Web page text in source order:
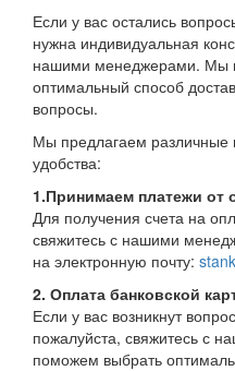
Если у вас остались
нужна индивидуальная
нашими менеджерами. Мы
оптимальный способ
вопросы.
Мы предлагаем различные
удобства:
1.Принимаем платежи от
Для получения счета на
свяжитесь с нашими
на электронную почту:
2. Оплата банковской
Если у вас возникнут
пожалуйста, свяжитесь с
поможем выбрать